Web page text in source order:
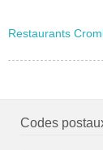
Restaurants
Codes